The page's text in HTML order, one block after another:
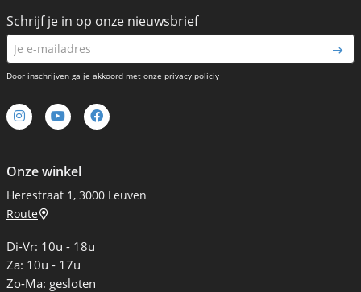
Onze winkel
Herestraat 1, 3000 Leuven
Route
Di-Vr: 10u - 18u
Za: 10u - 17u
Zo-Ma: gesloten
Schrijf je in op onze nieuwsbrief
Door inschrijven ga je akkoord met onze privacy policiy